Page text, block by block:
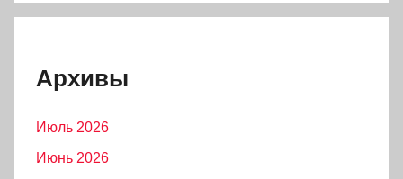
Архивы
Июль 2026
Июнь 2026